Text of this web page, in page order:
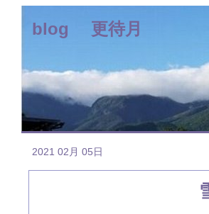
blog 更待月
2021 02月 05日